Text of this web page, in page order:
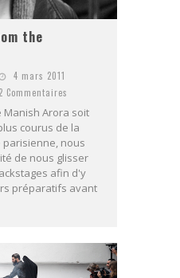
the
4 mars 2011
2 Commentaires
Manish Arora soit
courus de la
parisienne, nous
de nous glisser
afin d'y
préparatifs avant